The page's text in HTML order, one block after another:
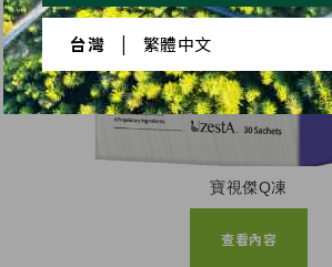
寶視傑Q凍
查看內容
台灣 | 繁體中文